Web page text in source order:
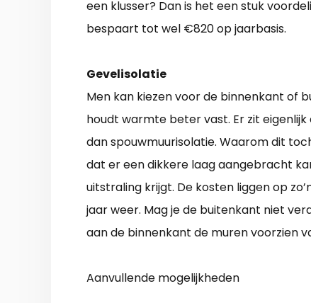
een klusser? Dan is het een stuk
bespaart tot wel €820 op jaarbasis.
Gevelisolatie
Men kan kiezen voor de binnenkant of
houdt warmte beter vast. Er zit
dan spouwmuurisolatie. Waarom dit
dat er een dikkere laag aangebracht
uitstraling krijgt. De kosten liggen op
jaar weer. Mag je de buitenkant niet
aan de binnenkant de muren voorzien
Aanvullende mogelijkheden